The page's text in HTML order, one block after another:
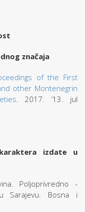
značaja
of the First
other Montenegrin
. 2017. ’13. jul
izdate u
Poljoprivredno -
Sarajevu. Bosna i